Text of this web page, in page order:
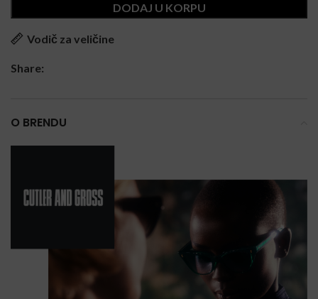
DODAJ U KORPU
Vodič za veličine
Share:
O BRENDU